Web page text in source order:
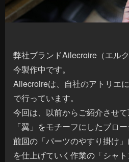
弊社ブランドAilecroire（エル
今製作中です。
Ailecroireは、自社のアトリエ
で行っています。
今回は、以前からご紹介させ
「翼」をモチーフにしたブロ
前回の「パーツのやすり掛け
を仕上げていく作業の「シャト